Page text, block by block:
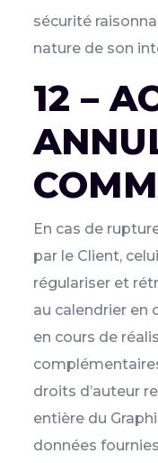
sécurité
nature de son
12 –
En cas de
par le Client,
régulariser et
au calendrier en
en cours de
droits d’auteur
entière du
données